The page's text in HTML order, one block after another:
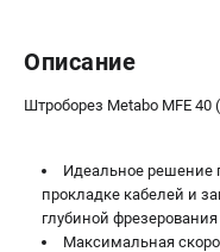
Описание
Штроборез Metabo MFE 40
Идеальное решение
прокладке кабелей и
глубиной
Максимальная